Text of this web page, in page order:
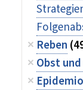
Reben
Obst